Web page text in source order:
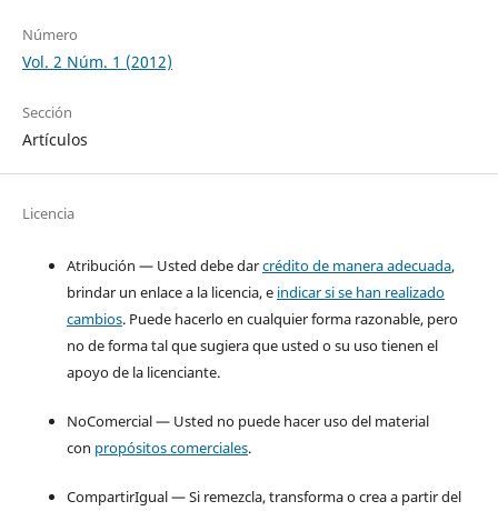
Número
Vol. 2 Núm. 1 (2012)
Sección
Artículos
Licencia
Atribución — Usted debe darcrédito de manera adecuada,
brindar un enlace a la licencia, e indicar si se han realizado
cambios. Puede hacerlo en cualquier forma razonable, pero
no de forma tal que sugiera que usted o su uso tienen el
apoyo de la licenciante.
NoComercial — Usted no puede hacer uso del material
con propósitos comerciales.
CompartirIgual — Si remezcla, transforma o crea a partir del